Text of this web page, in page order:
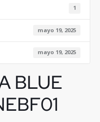
1
mayo 19, 2025
mayo 19, 2025
BLUE